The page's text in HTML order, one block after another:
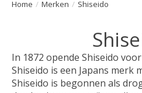
Home / Merken / Shiseido
In 1872 opende Shiseido
Shiseido is een Japans merk
Shiseido is begonnen als